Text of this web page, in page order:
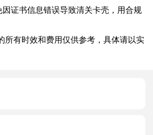
证书信息错误导致清关卡壳，用合规
有时效和费用仅供参考，具体请以实